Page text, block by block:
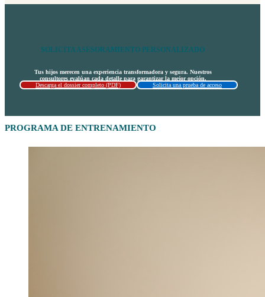
SOLICITA ASESORAMIENTO PERSONALIZADO
Tus hijos merecen una experiencia transformadora y segura. Nuestros
consultores evalúan cada detalle para garantizar la mejor opción.
Descarga el dossier completo (PDF)
Solicita una prueba de acceso
PROGRAMA DE ENTRENAMIENTO